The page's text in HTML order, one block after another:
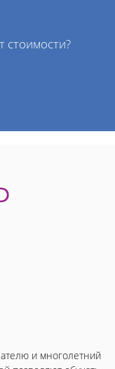
стоимости?
и многолетний